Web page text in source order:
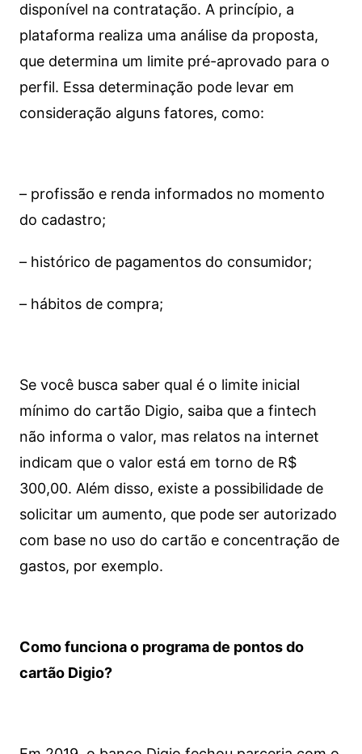
disponível na contratação. A princípio, a
plataforma realiza uma análise da proposta,
que determina um limite pré-aprovado para o
perfil. Essa determinação pode levar em
consideração alguns fatores, como:
– profissão e renda informados no momento
do cadastro;
– histórico de pagamentos do consumidor;
– hábitos de compra;
Se você busca saber qual é o limite inicial
mínimo do cartão Digio, saiba que a fintech
não informa o valor, mas relatos na internet
indicam que o valor está em torno de R$
300,00. Além disso, existe a possibilidade de
solicitar um aumento, que pode ser autorizado
com base no uso do cartão e concentração de
gastos, por exemplo.
Como funciona o programa de pontos do
cartão Digio?